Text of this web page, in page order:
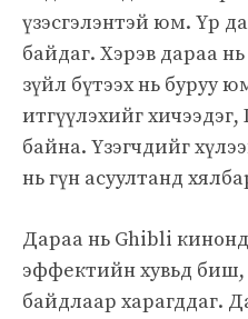
үзэсгэлэнтэй юм. Үр
байдаг. Хэрэв дараа
зүйл бүтээх нь буруу
итгүүлэхийг хичээдэг,
байна. Үзэгчдийг
нь гүн асуултанд
Дараа нь Ghibli кинонд,
эффектийн хувьд биш,
байдлаар харагддаг.